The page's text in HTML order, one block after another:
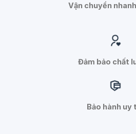
Vận chuyển
Đảm bảo chất
Bảo hành uy